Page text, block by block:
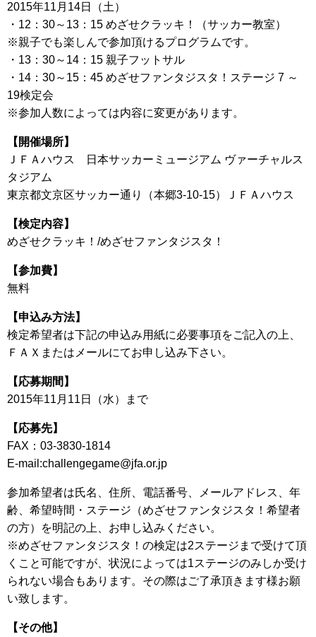
2015年11月14日（土）
・12：30～13：15 めざせクラッキ！（サッカー教室）
※親子でも楽しんで参加頂けるプログラムです。
・13：30～14：15 親子フットサル
・14：30～15：45 めざせファンタジスタ！ステージ 7 ～
19検定会
※参加人数によっては内容に変更があります。
【開催場所】
ＪＦＡハウス 日本サッカーミュージアム ヴァーチャルス
タジアム
東京都文京区サッカー通り（本郷3-10-15）ＪＦＡハウス
【検定内容】
めざせクラッキ！/めざせファンタジスタ！
【参加費】
無料
【申込み方法】
検定希望者は下記の申込み用紙に必要事項をご記入の上、
ＦＡＸまたはメールにてお申し込み下さい。
【応募期間】
2015年11月11日（水）まで
【応募先】
FAX：03-3830-1814
E-mail:challengegame@jfa.or.jp
参加希望者は氏名、住所、電話番号、メールアドレス、年
齢、希望時間・ステージ（めざせファンタジスタ！希望者
の方）を明記の上、お申し込みください。
※めざせファンタジスタ！の検定は2ステージまで受けて頂
くこと可能ですが、状況によっては1ステージのみしか受け
られない場合もあります。その際はご了承頂きます様お願
い致します。
【その他】